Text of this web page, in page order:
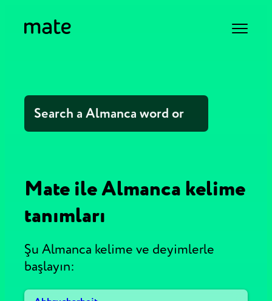
Mate ile Almanca kelime
tanımları
Şu Almanca kelime ve deyimlerle
başlayın: